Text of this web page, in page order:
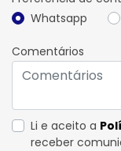
Whatsapp
Comentários
Li e aceito a
receber